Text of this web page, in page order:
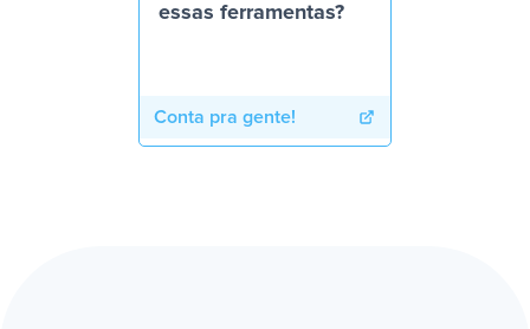
essas ferramentas?
Conta pra gente!